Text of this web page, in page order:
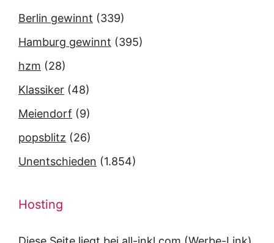
Berlin gewinnt (339)
Hamburg gewinnt (395)
hzm (28)
Klassiker (48)
Meiendorf (9)
popsblitz (26)
Unentschieden (1.854)
Hosting